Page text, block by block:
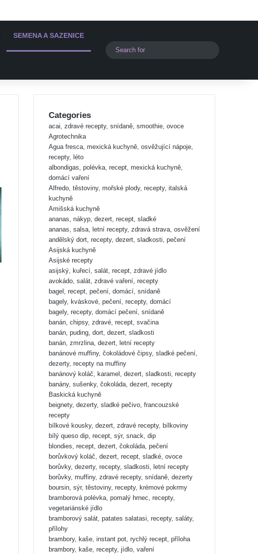
SEMENA A SAZENICE
Switch skin
Categories
acai, zdravé recepty, snídaně, smoothie, ovoce
Agrotechnika
Agua fresca, mexická kuchyně, osvěžující nápoje,
recepty, léto
albondigas, polévka, recept, mexická kuchyně,
domácí vaření
Alfredo, těstoviny, mořské plody, recepty, italská
kuchyně
Amišská kuchyně
ananas, nákyp, dezert, recept, sladké
ananas, salsa, letní recepty, zdravá strava, osvěžení
andělský dort, recepty, dezert, sladkosti, pečení
Asijská kuchyně
Asijské recepty
asijský, kuřecí, salát, recept, zdravé jídlo
avokádo, salát, zdravé vaření, recepty
bagel, recept, pečení, domácí, snídaně
bagely, kváskové, pečení, recepty, domácí
bagely, recepty, domácí pečení, snídaně
banán, chipsy, zdravé, recept, svačina
banán, puding, dort, dezert, sladkosti
banán, zmrzlina, dezert, letní recepty
banánové muffiny, čokoládové čipsy, sladké pečení,
dezerty, recepty na muffiny
banánový koláč, karamel, dezert, sladkosti, recepty
banány, sušenky, čokoláda, dezert, recepty
Baskická kuchyně
beignety, dezerty, sladké pečivo, francouzské
recepty
bílkové kousky, dezert, zdravé recepty, bílkoviny
bílý queso dip, recept, sýr, snack, dip
blondies, recept, dezert, čokoláda, pečení
borůvkový koláč, dezert, recept, sladké, ovoce
borůvky, dezerty, recepty, sladkosti, letní recepty
borůvky, muffiny, zdravé recepty, snídaně, dezerty
boursin, sýr, těstoviny, recepty, krémové pokrmy
bramborová polévka, pomalý hrnec, recepty,
vegetariánské jídlo
bramborový salát, patates salatasi, recepty, saláty,
přílohy
brambory, kaše, instant pot, rychlý recept, příloha
brambory, kaše, recepty, jídlo, vaření